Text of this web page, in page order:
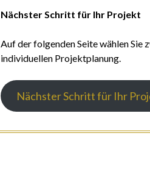
Nächster Schritt für Ihr Projekt
Auf der folgenden Seite wählen
individuellen Projektplanung.
Nächster Schritt für Ihr